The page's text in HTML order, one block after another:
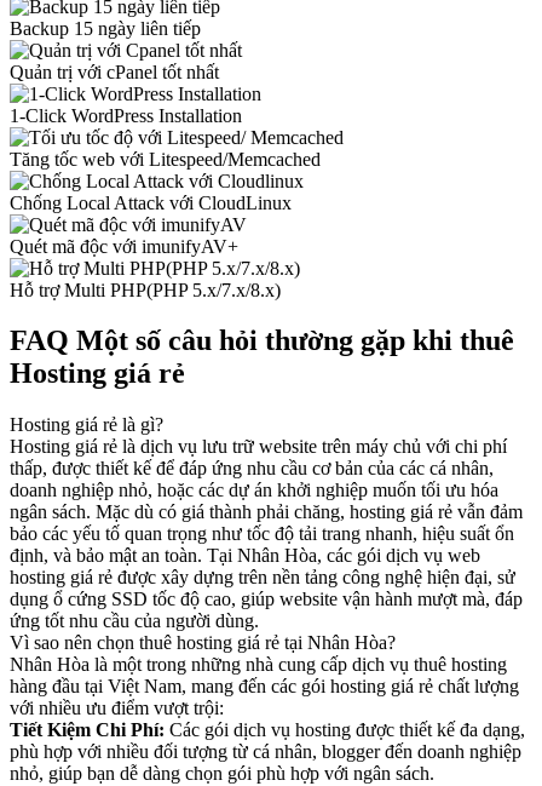
Backup 15 ngày liên tiếp
Quản trị với cPanel tốt nhất
1-Click WordPress Installation
Tăng tốc web với Litespeed/Memcached
Chống Local Attack với CloudLinux
Quét mã độc với imunifyAV+
Hỗ trợ Multi PHP(PHP 5.x/7.x/8.x)
FAQ Một số câu hỏi thường gặp khi thuê
Hosting giá rẻ
Hosting giá rẻ là gì?
Hosting giá rẻ là dịch vụ lưu trữ website trên máy chủ với chi phí
thấp, được thiết kế để đáp ứng nhu cầu cơ bản của các cá nhân,
doanh nghiệp nhỏ, hoặc các dự án khởi nghiệp muốn tối ưu hóa
ngân sách. Mặc dù có giá thành phải chăng, hosting giá rẻ vẫn đảm
bảo các yếu tố quan trọng như tốc độ tải trang nhanh, hiệu suất ổn
định, và bảo mật an toàn. Tại Nhân Hòa, các gói dịch vụ web
hosting giá rẻ được xây dựng trên nền tảng công nghệ hiện đại, sử
dụng ổ cứng SSD tốc độ cao, giúp website vận hành mượt mà, đáp
ứng tốt nhu cầu của người dùng.
Vì sao nên chọn thuê hosting giá rẻ tại Nhân Hòa?
Nhân Hòa là một trong những nhà cung cấp dịch vụ thuê hosting
hàng đầu tại Việt Nam, mang đến các gói hosting giá rẻ chất lượng
với nhiều ưu điểm vượt trội:
Tiết Kiệm Chi Phí: Các gói dịch vụ hosting được thiết kế đa dạng,
phù hợp với nhiều đối tượng từ cá nhân, blogger đến doanh nghiệp
nhỏ, giúp bạn dễ dàng chọn gói phù hợp với ngân sách.